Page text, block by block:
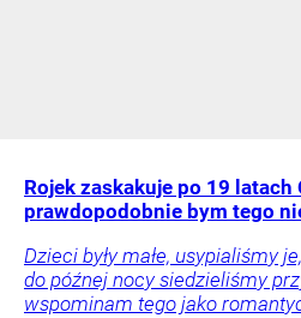
Rojek zaskakuje po 19 latach
prawdopodobnie bym tego
Dzieci były małe, usypialiśmy
do późnej nocy siedzieliśmy
wspominam tego jako